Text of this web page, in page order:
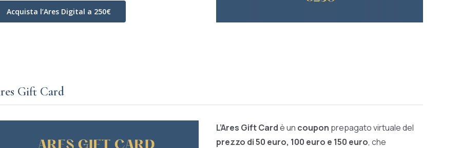
Acquista l’Ares Digital a 250€
Gift Card
L’Ares Gift Cardè un coupon prepagato virtuale del
prezzo di 50 euro, 100 euro e 150 euro, che